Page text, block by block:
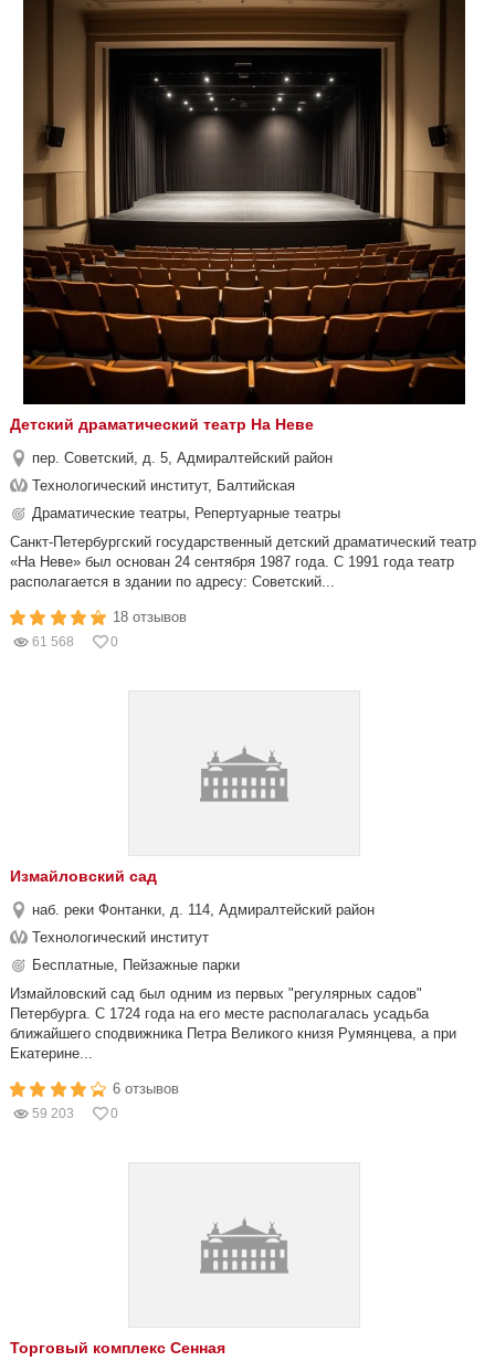
Детский драматический театр На Неве
пер. Советский, д. 5, Адмиралтейский район
Технологический институт, Балтийская
Драматические театры, Репертуарные театры
Санкт-Петербургский государственный детский драматический театр
«На Неве» был основан 24 сентября 1987 года. С 1991 года театр
располагается в здании по адресу: Советский...
18 отзывов
61 568 0
Измайловский сад
наб. реки Фонтанки, д. 114, Адмиралтейский район
Технологический институт
Бесплатные, Пейзажные парки
Измайловский сад был одним из первых "регулярных садов"
Петербурга. С 1724 года на его месте располагалась усадьба
ближайшего сподвижника Петра Великого книзя Румянцева, а при
Екатерине...
6 отзывов
59 203 0
Торговый комплекс Сенная